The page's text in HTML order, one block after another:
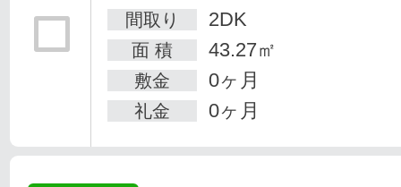
間取り
2DK
面 積 43.27㎡
敷金 0ヶ月
礼金 0ヶ月